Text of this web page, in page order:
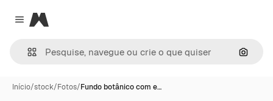
Close menu
Magnific
Início/stock/Fotos/Fundo botânico com e…